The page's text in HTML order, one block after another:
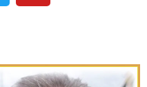
u
e